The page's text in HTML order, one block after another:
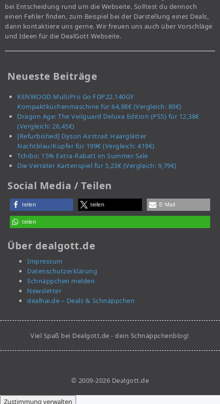
bei Entscheidung rund um die Webseite. Solltest du dennoch
einen Fehler finden, zum Beispiel bei der Darstellung eines Deals,
dann kontaktiere uns gerne. Wir freuen uns auch über Vorschläge
und Ideen für die DealGott Webseite.
Neueste Beiträge
KENWOOD MultiPro Go FDP22.140GY
Kompaktküchenmaschine für 64,98€ (Vergleich: 89€)
Dragon Age: The Veilguard Deluxe Edition (PS5) für 12,38€
(Vergleich: 26,45€)
[Refurbished] Dyson Airstrait Haarglätter
Nachtblau/Kupfer für 199€ (Vergleich: 419€)
Tchibo: 15% Extra-Rabatt im Summer Sale
Die Verräter Kartenspiel für 5,23€ (Vergleich: 9,79€)
Social Media / Teilen
teilen teilen E-Mail
teilen
Über dealgott.de
Impressum
Datenschutzerklärung
Schnäppchen melden
Newsletter
dealhai.de – Deals & Schnäppchen
Viel Spaß bei Dealgott.de - dein Schnäppchenblog!
© 2009-2026 Dealgott.de
Zustimmung verwalten